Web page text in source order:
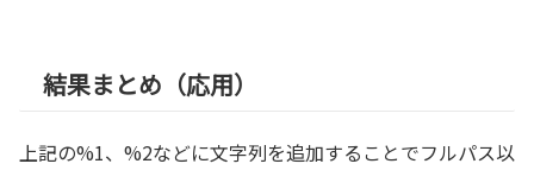
結果まとめ（応用）
上記の%1、%2などに文字列を追加することでフルパス以